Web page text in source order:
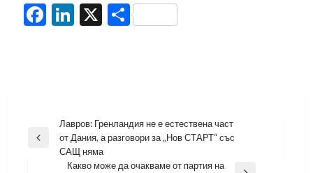
Facebook
LinkedIn
X Share
Навигация
Previous
Лавров: Гренландия не е естествена част
от Дания, а разговори за „Нов СТАРТ“ със
САЩ няма
Какво може да очакваме от партия на